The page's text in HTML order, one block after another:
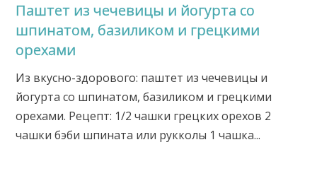
Паштет из чечевицы и йогурта со
шпинатом, базиликом и грецкими
орехами
Из вкусно-здорового: паштет из чечевицы и
йогурта со шпинатом, базиликом и грецкими
орехами. Рецепт: 1/2 чашки грецких орехов 2
чашки бэби шпината или рукколы 1 чашка...